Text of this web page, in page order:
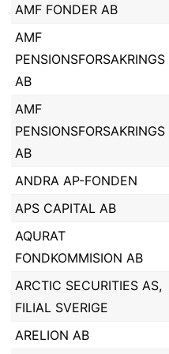
AMF FONDER AB
AMF
PENSIONSFORSAKRINGS
AB
AMF
PENSIONSFORSAKRINGS
AB
ANDRA AP-FONDEN
APS CAPITAL AB
AQURAT
FONDKOMMISION AB
ARCTIC SECURITIES AS,
FILIAL SVERIGE
ARELION AB